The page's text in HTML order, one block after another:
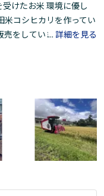
けたお米 環境に優し
米コシヒカリを作ってい
売をしています
... 詳細を見る